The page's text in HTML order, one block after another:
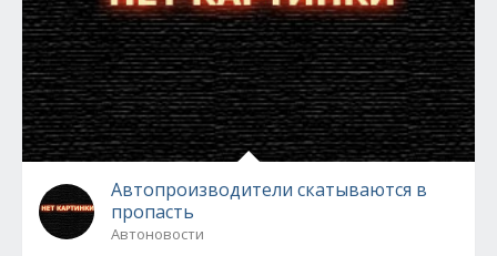
Автопроизводители скатываются в
пропасть
Автоновости